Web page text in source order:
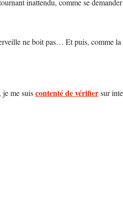
inattendu, comme se
ne boit pas… Et puis, comme la
je me suiscontenté de vérifiersur